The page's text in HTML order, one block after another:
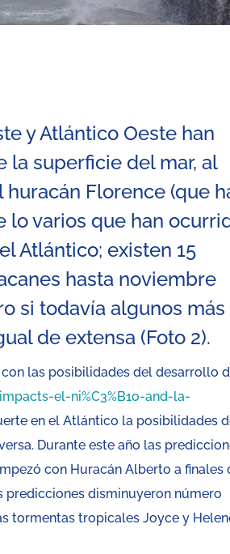
y Atlántico Oeste han
la superficie del mar, al
Florence (que
lo varios que han
Atlántico; existen 15
hasta noviembre
si todavía algunos más
de extensa (Foto 2).
las posibilidades del desarrollo
el-ni%C3%B1o-and-la-
en el Atlántico la posibilidades
Durante este año las
con Huracán Alberto a finales
disminuyeron número
tormentas tropicales Joyce y